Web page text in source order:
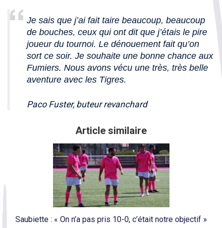
Je sais que j’ai fait taire beaucoup, beaucoup
de bouches, ceux qui ont dit que j’étais le pire
joueur du tournoi. Le dénouement fait qu’on
sort ce soir. Je souhaite une bonne chance aux
Fumiers. Nous avons vécu une très, très belle
aventure avec les Tigres.
Paco Fuster, buteur revanchard
Article similaire
Saubiette : « On n’a pas pris 10-0, c’était notre objectif »